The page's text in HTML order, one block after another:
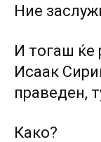
Ние
И тогаш ќе
Исаак
праведен,
Како?